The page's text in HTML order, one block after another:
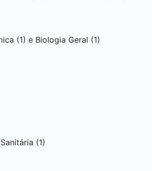
(1) e Biologia Geral (1)
(1)